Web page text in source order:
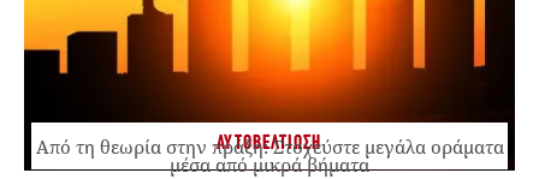
ΑΥΤΟΒΕΛΤΙΩΣΗ
Από τη θεωρία στην πράξη: Στοχεύστε μεγάλα οράματα
μέσα από μικρά βήματα